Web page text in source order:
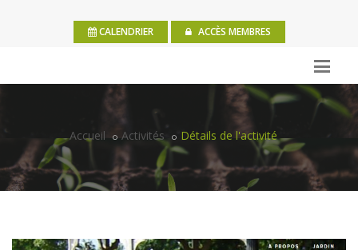
CALENDRIER ACCÈS MEMBRES
Accueil Activités Détails de l'activité